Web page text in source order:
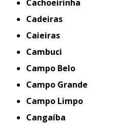
Cachoeirinha
Cadeiras
Caieiras
Cambuci
Campo Belo
Campo Grande
Campo Limpo
Cangaíba